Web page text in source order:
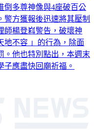
倒多尊神像與4座破百公
警方獲報後迅速將其壓制
師楊登嵙警告，破壞神
地不容 」的行為，除面
。他也特別點出，本週末
應盡快回廟祈福。